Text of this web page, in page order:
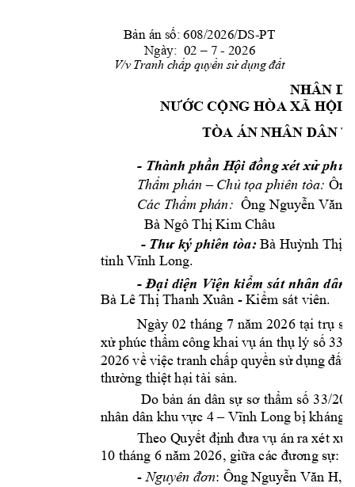
Bản án số: 608/2026/DS-PT
Ngày:  02 – 7 - 2026
V/v Tranh chấp quyền sử dụng đất
NHÂN D
NƯỚC CỘNG HÒA XÃ HỘI
TÒA ÁN NHÂN DÂN
- Thành phần Hội đồng xét xử
Thẩm phán – Chủ tọa phiên tòa:
Các Thẩm phán: Ông Nguyễn Văn
Bà Ngô Thị Kim Châu
- Thư ký phiên tòa: Bà Huỳnh Thị
tnh Vĩnh Long.
- Đại diện Viện kiểm sát nhân dân
Bà Lê Thị Thanh Xuân - Kiểm st viên.
Ngày 02 thng 7 năm 2026 tại trụ sở
xử phúc thẩm công khai vụ n thụ lý số
2026 về việc tranh chấp quyền sử dụng đất
thường thiệt hại tài sản.
Do bản n dân sự sơ thẩm số 33/
nhân dân khu vực 4 – Vĩnh Long bị khng
Theo Quyết định đưa vụ n ra xét xử
10 thng 6 năm 2026, giữa cc đương sự:
- Nguyên đơn: Ông Nguyễn Văn H,